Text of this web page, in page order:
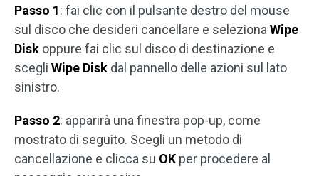
Passo 1: fai clic con il pulsante destro del mouse
sul disco che desideri cancellare e seleziona Wipe
Disk oppure fai clic sul disco di destinazione e
scegli Wipe Disk dal pannello delle azioni sul lato
sinistro.
Passo 2: apparirà una finestra pop-up, come
mostrato di seguito. Scegli un metodo di
cancellazione e clicca su OK per procedere al